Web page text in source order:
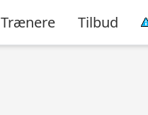
Trænere Tilbud